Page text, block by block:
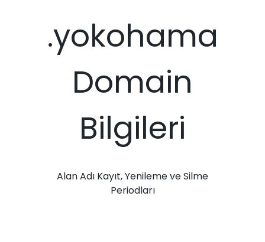
.yokohama
Domain
Bilgileri
Alan Adı Kayıt, Yenileme ve Silme
Periodları